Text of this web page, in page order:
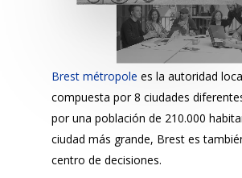
Brest métropole es la autoridad
compuesta por 8 ciudades
por una población de 210.000
ciudad más grande, Brest es
centro de decisiones.